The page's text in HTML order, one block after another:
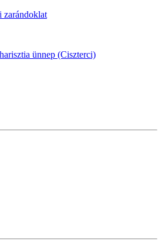
zarándoklat
ünnep (Ciszterci)